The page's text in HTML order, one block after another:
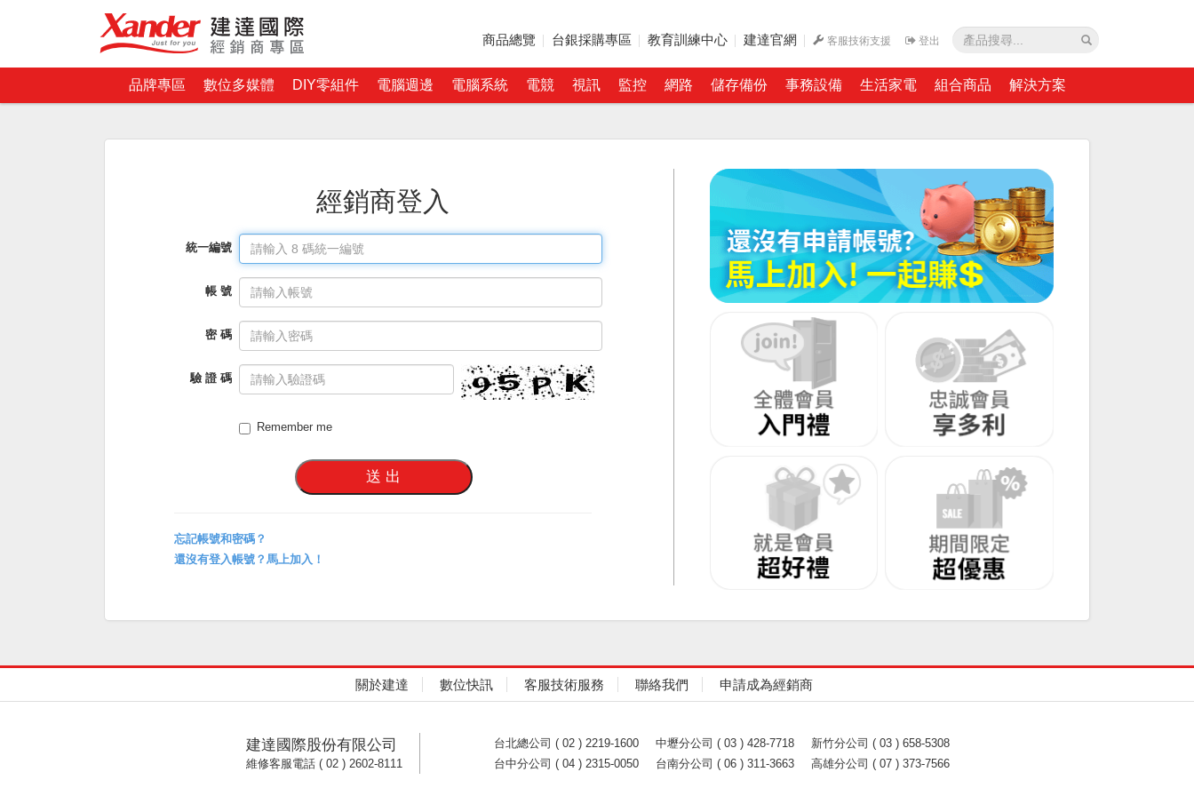
商品總覽 台銀採購專區 教育訓練中心 建達官網 客服技術支援 登出
品牌專區 數位多媒體 DIY零組件 電腦週邊 電腦系統 電競 視訊 監控 網路 儲存備份 事務設備 生活家電 組合商品 解決方案
經銷商登入
統一編號
帳 號
密 碼
驗 證 碼
Remember me
忘記帳號和密碼？
還沒有登入帳號？馬上加入！
關於建達 數位快訊 客服技術服務 聯絡我們 申請成為經銷商
建達國際股份有限公司
維修客服電話 ( 02 ) 2602-8111
台北總公司 ( 02 ) 2219-1600 中壢分公司 ( 03 ) 428-7718
新竹分公司 ( 03 ) 658-5308
台中分公司 ( 04 ) 2315-0050
台南分公司 ( 06 ) 311-3663 高雄分公司 ( 07 ) 373-7566